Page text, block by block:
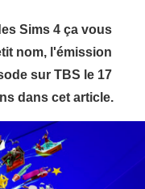
Sims 4 ça vous
nom, l'émission
sur TBS le 17
dans cet article.